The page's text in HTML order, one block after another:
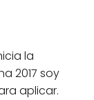
la
2017 soy
aplicar.